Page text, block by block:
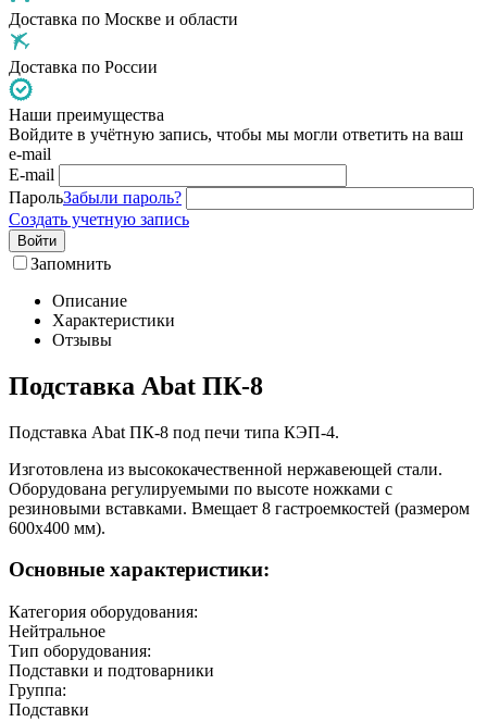
Доставка по Москве и области
Доставка по России
Наши преимущества
Войдите в учётную запись, чтобы мы могли ответить на ваш
e-mail
E-mail
ПарольЗабыли пароль?
Создать учетную запись
Войти
Запомнить
Описание
Характеристики
Отзывы
Подставка Abat ПК-8
Подставка Abat ПК-8 под печи типа КЭП-4.
Изготовлена из высококачественной нержавеющей стали.
Оборудована регулируемыми по высоте ножками с
резиновыми вставками. Вмещает 8 гастроемкостей (размером
600х400 мм).
Основные характеристики:
Категория оборудования:
Нейтральное
Тип оборудования:
Подставки и подтоварники
Группа:
Подставки